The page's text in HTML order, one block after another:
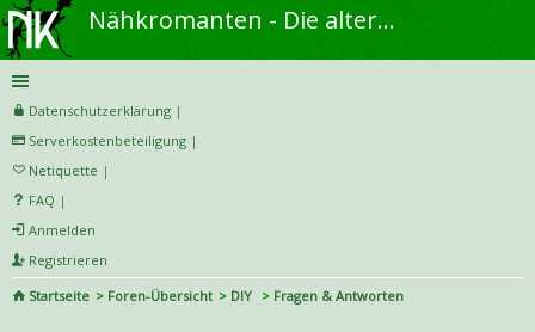
Nähkromanten - Die alternative Näh- und DIY-Community
Datenschutzerklärung |
Serverkostenbeteiligung |
Netiquette |
FAQ |
Anmelden
Registrieren
Startseite
Foren-Übersicht DIY
Fragen & Antworten